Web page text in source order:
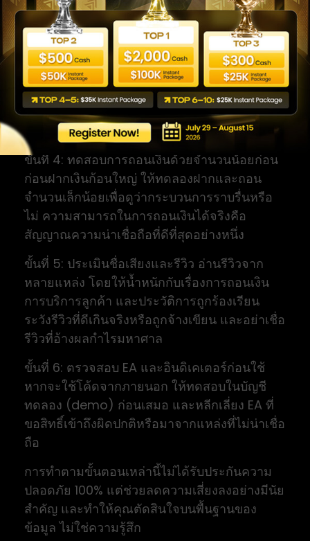
เป็นโดเมนทางการจริง
ขั้นที่ 3: ตั้งค่าความปลอดภัยของบัญชี ใช้รหัสผ่าน
ที่แข็งแรงและไม่ซ้ำกับบริการอื่น เปิดใช้การ
ยืนยันตัวตนหลายชั้นหากโบรกเกอร์รองรับ และ
ตั้งรหัสผ่านแยกระหว่างรหัสสำหรับเทรด
(master password) กับรหัสสำหรับดูอย่าง
เดียว (investor password) เพื่อจำกัดสิทธิ์
ขั้นที่ 4: ทดสอบการถอนเงินด้วยจำนวนน้อยก่อน
ก่อนฝากเงินก้อนใหญ่ ให้ทดลองฝากและถอน
จำนวนเล็กน้อยเพื่อดูว่ากระบวนการราบรื่นหรือ
ไม่ ความสามารถในการถอนเงินได้จริงคือ
สัญญาณความน่าเชื่อถือที่ดีที่สุดอย่างหนึ่ง
ขั้นที่ 5: ประเมินชื่อเสียงและรีวิว อ่านรีวิวจาก
หลายแหล่ง โดยให้น้ำหนักกับเรื่องการถอนเงิน
การบริการลูกค้า และประวัติการถูกร้องเรียน
ระวังรีวิวที่ดีเกินจริงหรือถูกจ้างเขียน และอย่าเชื่อ
รีวิวที่อ้างผลกำไรมหาศาล
ขั้นที่ 6: ตรวจสอบ EA และอินดิเคเตอร์ก่อนใช้
หากจะใช้โค้ดจากภายนอก ให้ทดสอบในบัญชี
ทดลอง (demo) ก่อนเสมอ และหลีกเลี่ยง EA ที่
ขอสิทธิ์เข้าถึงผิดปกติหรือมาจากแหล่งที่ไม่น่าเชื่อ
ถือ
การทำตามขั้นตอนเหล่านี้ไม่ได้รับประกันความ
ปลอดภัย 100% แต่ช่วยลดความเสี่ยงลงอย่างมีนัย
สำคัญ และทำให้คุณตัดสินใจบนพื้นฐานของ
ข้อมูล ไม่ใช่ความรู้สึก